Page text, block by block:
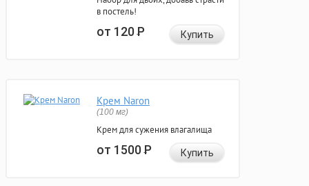
в постель!
от 120Р Купить
Крем Naron
(100 мг)
Крем для сужения влагалища
от 1500Р Купить